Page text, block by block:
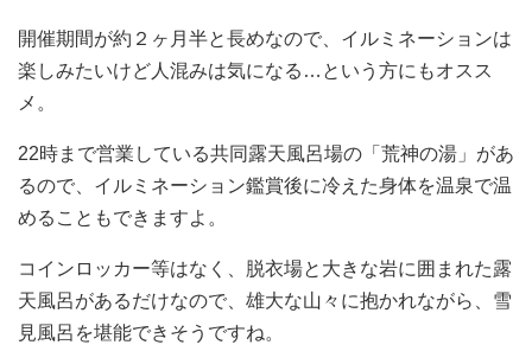
開催期間が約２ヶ月半と長めなので、イルミネーションは
楽しみたいけど人混みは気になる…という方にもオスス
メ。
22時まで営業している共同露天風呂場の「荒神の湯」があ
るので、イルミネーション鑑賞後に冷えた身体を温泉で温
めることもできますよ。
コインロッカー等はなく、脱衣場と大きな岩に囲まれた露
天風呂があるだけなので、雄大な山々に抱かれながら、雪
見風呂を堪能できそうですね。